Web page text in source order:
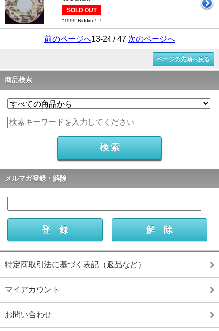
SOLD OUT
"1999"Riddim！！
前のページへ13-24 / 47 次のページへ
ページの先頭へ戻る
商品検索
メルマガ登録・解除
特定商取引法に基づく表記（返品など）
マイアカウント
お問い合わせ